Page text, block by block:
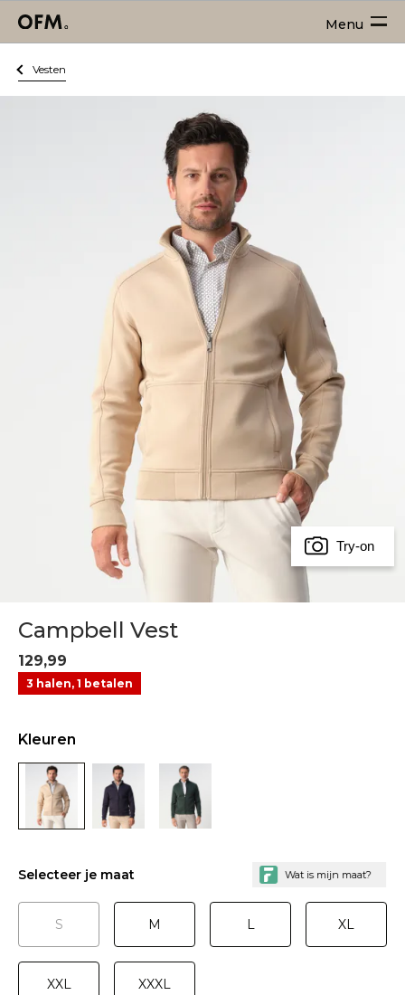
Menu
Vesten
Campbell Vest
129,99
3 halen, 1 betalen
Kleuren
Selecteer je maat
S M L XL
XXL XXXL
Try-on